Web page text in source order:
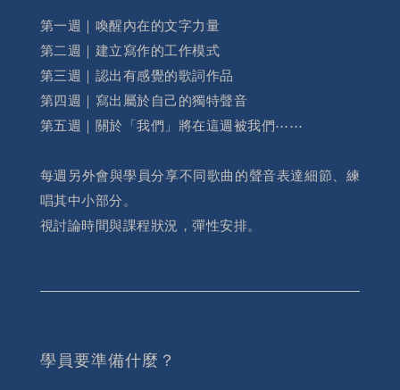
第一週｜喚醒內在的文字力量
第二週｜建立寫作的工作模式
第三週｜認出有感覺的歌詞作品
第四週｜寫出屬於自己的獨特聲音
第五週｜關於「我們」將在這週被我們⋯⋯
每週另外會與學員分享不同歌曲的聲音表達細節、練
唱其中小部分。
視討論時間與課程狀況，彈性安排。
學員要準備什麼？